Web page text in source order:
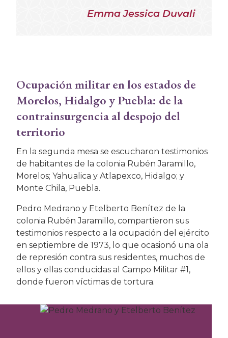
Emma Jessica Duvali
Ocupación militar en los estados de
Morelos, Hidalgo y Puebla: de la
contrainsurgencia al despojo del
territorio
En la segunda mesa se escucharon testimonios
de habitantes de la colonia Rubén Jaramillo,
Morelos; Yahualica y Atlapexco, Hidalgo; y
Monte Chila, Puebla.
Pedro Medrano y Etelberto Benítez de la
colonia Rubén Jaramillo, compartieron sus
testimonios respecto a la ocupación del ejército
en septiembre de 1973, lo que ocasionó una ola
de represión contra sus residentes, muchos de
ellos y ellas conducidas al Campo Militar #1,
donde fueron víctimas de tortura.